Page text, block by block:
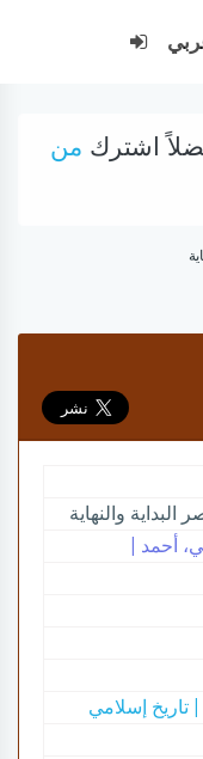
اشترك من
البداية والنهاية
أحمد |